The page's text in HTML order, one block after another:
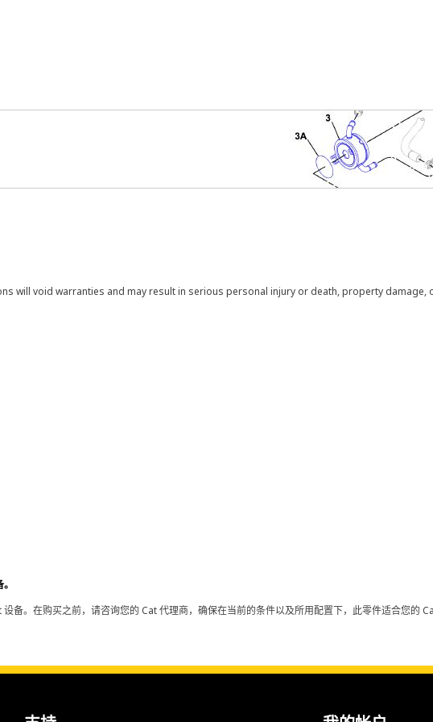
will void warranties and may result in serious personal injury or death, property damage,
备。在购买之前，请咨询您的 Cat 代理商，确保在当前的条件以及所用配置下，此零件适合您的